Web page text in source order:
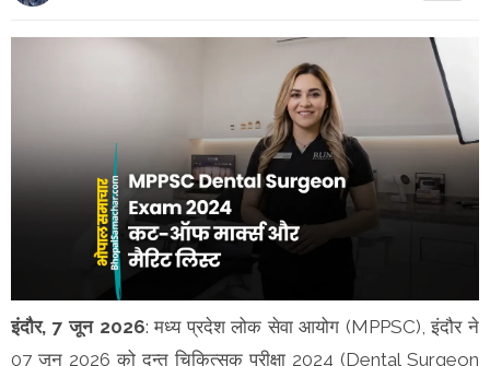
इंदौर, 7 जून 2026: मध्य प्रदेश लोक सेवा आयोग (MPPSC), इंदौर ने
07 जून 2026 को दन्त चिकित्सक परीक्षा 2024 (Dental Surgeon